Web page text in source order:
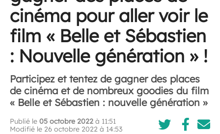
cinéma pour aller voir le
film « Belle et Sébastien
: Nouvelle génération » !
Participez et tentez de gagner des places
de cinéma et de nombreux goodies du film
« Belle et Sébastien : nouvelle génération »
Publié le 05 octobre 2022 à 11:51
Modifié le 26 octobre 2022 à 14:53